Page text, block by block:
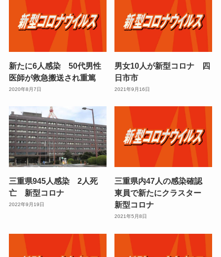
新たに6人感染 50代男性
医師が救急搬送され重篤
2020年8月7日
男女10人が新型コロナ 四
日市市
2021年9月16日
三重県945人感染 2人死
亡 新型コロナ
2022年9月19日
三重県内47人の感染確認
東員で新たにクラスター
新型コロナ
2021年5月8日